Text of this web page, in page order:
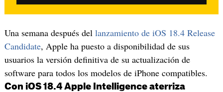
Una semana después del lanzamiento de iOS 18.4 Release
Candidate, Apple ha puesto a disponibilidad de sus
usuarios la versión definitiva de su actualización de
software para todos los modelos de iPhone compatibles.
Con iOS 18.4 Apple Intelligence aterriza